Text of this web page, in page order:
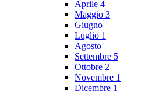
Aprile 4
Maggio 3
Giugno
Luglio 1
Agosto
Settembre 5
Ottobre 2
Novembre 1
Dicembre 1